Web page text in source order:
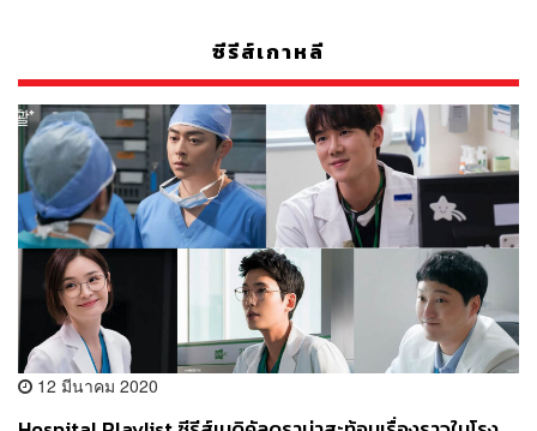
ซีรีส์เกาหลี
12 มีนาคม 2020